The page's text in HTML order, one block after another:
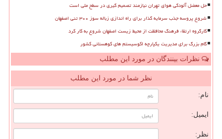
حل معضل آلودگی هوای تهران نیازمند تصمیم گیری در سطح ملی است
شروع پروسه جذب سرمایه گذار برای راه اندازی زباله سوز ۳۰۰ تنی اصفهان
کارگروه ارتقاء فرهنگ محافظت از محیط زیست اصفهان شروع به کار کرد
گام بزرگ برای مدیریت یکپارچه اکوسیستم های کوهستانی کشور
نظرات بینندگان در مورد این مطلب
نظر شما در مورد این مطلب
نام:
ایمیل:
نظر: